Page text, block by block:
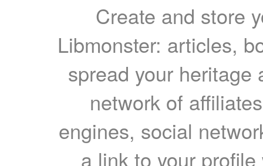
Create and store
Libmonster: articles,
spread your heritage
network of
engines, social
a link to your